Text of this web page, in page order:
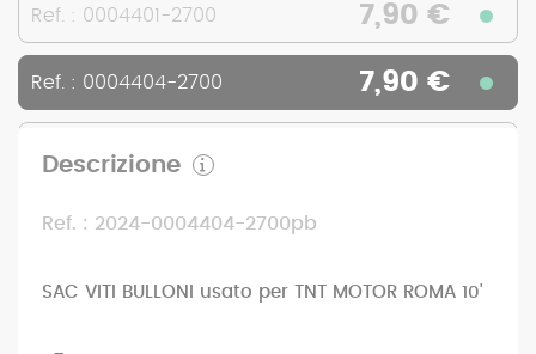
Ref. : 0004401-2700 7,90 €
Ref. : 0004404-2700 7,90 €
Ref. : 0004704-2700
Descrizione
Ref. : 2024-0004404-2700pb
SAC VITI BULLONI usato per TNT MOTOR ROMA 10'